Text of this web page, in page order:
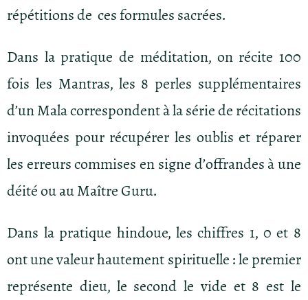
répétitions de ces formules sacrées.
Dans la pratique de méditation, on récite 100
fois les Mantras, les 8 perles supplémentaires
d’un Mala correspondent à la série de récitations
invoquées pour récupérer les oublis et réparer
les erreurs commises en signe d’offrandes à une
déité ou au Maître Guru.
Dans la pratique hindoue, les chiffres 1, 0 et 8
ont une valeur hautement spirituelle : le premier
représente dieu, le second le vide et 8 est le